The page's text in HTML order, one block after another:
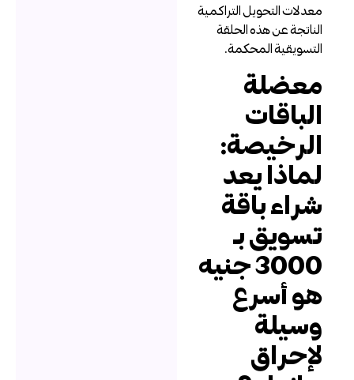
معدلات التحويل التراكمية
الناتجة عن هذه الحلقة
التسويقية المحكمة.
معضلة
الباقات
الرخيصة:
لماذا يعد
شراء باقة
تسويق بـ
3000 جنيه
هو أسرع
وسيلة
لإحراق